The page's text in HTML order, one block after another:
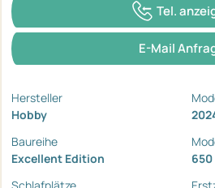
Tel.
E-Mail
Hersteller
Hobby
Baureihe
Excellent Edition
650
Schlafplätze